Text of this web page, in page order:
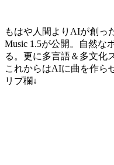
もはや人間よりAIが創っ
Music 1.5が公開。自然な
る。更に多言語＆多文化
これからはAIに曲を作ら
リプ欄↓